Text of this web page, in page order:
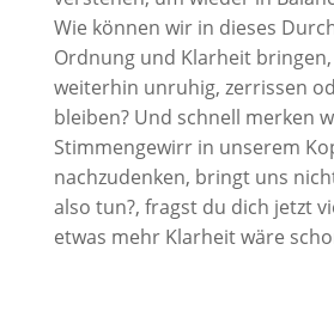
Wie können wir in dieses
Ordnung und Klarheit
weiterhin unruhig, zerrissen
bleiben? Und schnell merken
Stimmengewirr in unserem
nachzudenken, bringt uns
also tun?, fragst du dich jetzt
etwas mehr Klarheit wäre